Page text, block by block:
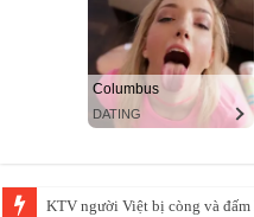
KTV người Việt bị còng và